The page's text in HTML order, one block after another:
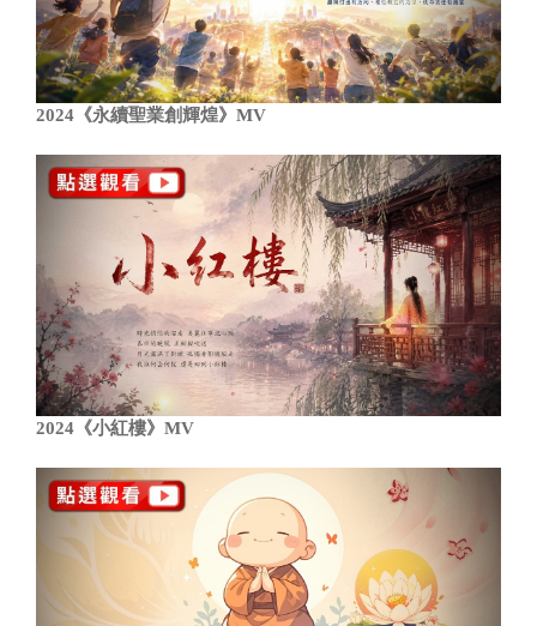
2024《永續聖業創輝煌》MV
2024《小紅樓》MV